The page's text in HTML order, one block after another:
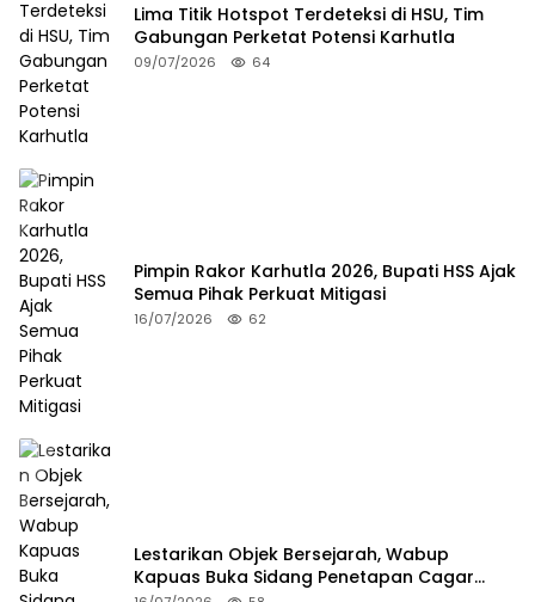
Lima Titik Hotspot Terdeteksi di HSU, Tim
Gabungan Perketat Potensi Karhutla
09/07/2026 64
Pimpin Rakor Karhutla 2026, Bupati HSS Ajak
Semua Pihak Perkuat Mitigasi
16/07/2026 62
Lestarikan Objek Bersejarah, Wabup
Kapuas Buka Sidang Penetapan Cagar